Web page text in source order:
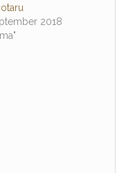
2018